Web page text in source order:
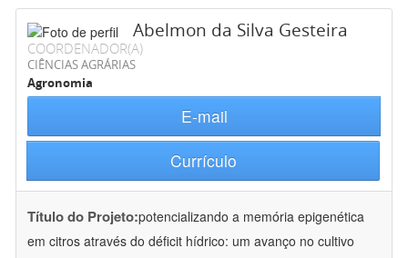
Abelmon da Silva Gesteira
COORDENADOR(A)
CIÊNCIAS AGRÁRIAS
Agronomia
E-mail
Currículo
Título do Projeto:potencializando a memória epigenética
em citros através do déficit hídrico: um avanço no cultivo